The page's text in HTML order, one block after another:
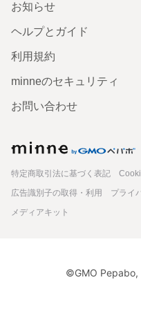
お知らせ
ヘルプとガイド
利用規約
minneのセキュリティ
お問い合わせ
特定商取引法に基づく表記
広告識別子の取得・利用
プライ
メディアキット
©GMO Pepabo,